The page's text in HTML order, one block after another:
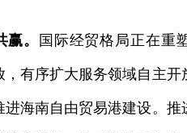
。 国际经贸格局正在重
有序扩大服务领域自主开
海南自由贸易港建设。推